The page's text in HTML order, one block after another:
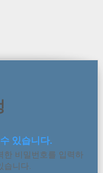
있습니다.
한 비밀번호를 입력하
습니다.